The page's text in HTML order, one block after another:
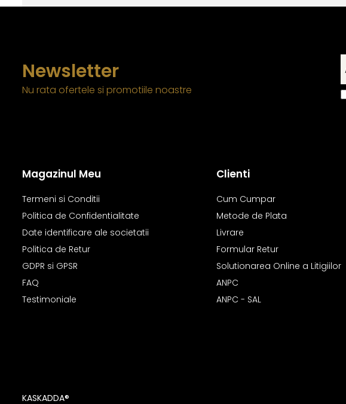
Newsletter
Nu rata ofertele si promotiile noastre
Magazinul Meu
Termeni si Conditii
Politica de Confidentialitate
Date identificare ale societatii
Politica de Retur
GDPR si GPSR
FAQ
Testimoniale
Clienti
Cum Cumpar
Metode de Plata
Livrare
Formular Retur
Solutionarea Online a Litigiilor
ANPC
ANPC - SAL
KASKADDA®